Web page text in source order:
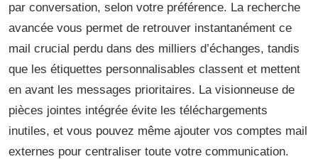
par conversation, selon votre préférence. La recherche
avancée vous permet de retrouver instantanément ce
mail crucial perdu dans des milliers d’échanges, tandis
que les étiquettes personnalisables classent et mettent
en avant les messages prioritaires. La visionneuse de
pièces jointes intégrée évite les téléchargements
inutiles, et vous pouvez même ajouter vos comptes mail
externes pour centraliser toute votre communication.